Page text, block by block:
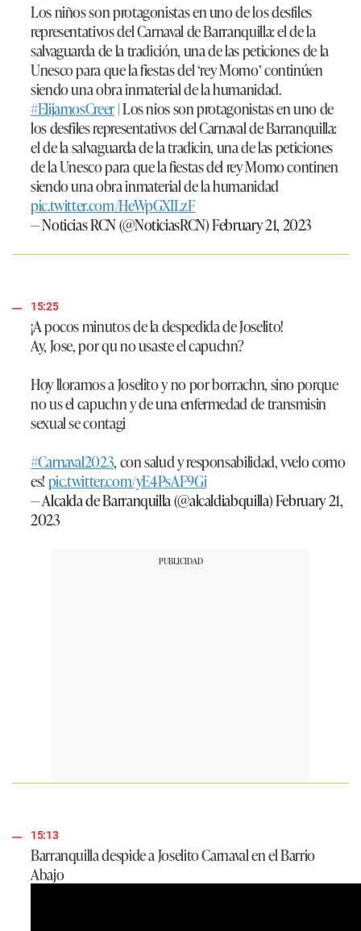
Los niños son protagonistas en uno de los desfiles
representativos del Carnaval de Barranquilla: el de la
salvaguarda de la tradición, una de las peticiones de la
Unesco para que la fiestas del ‘rey Momo’ continúen
siendo una obra inmaterial de la humanidad.
#ElijamosCreer| Los nios son protagonistas en uno de
los desfiles representativos del Carnaval de Barranquilla:
el de la salvaguarda de la tradicin, una de las peticiones
de la Unesco para que la fiestas del rey Momo continen
siendo una obra inmaterial de la humanidad
pic.twitter.com/HeWpGXILzF
— Noticias RCN (@NoticiasRCN)February 21, 2023
15:25
¡A pocos minutos de la despedida de Joselito!
Ay, Jose, por qu no usaste el capuchn?
Hoy lloramos a Joselito y no por borrachn, sino porque
no us el capuchn y de una enfermedad de transmisin
sexual se contagi
#Carnaval2023, con salud y responsabilidad, vvelo como
es!pic.twitter.com/yE4PsAF9Gi
— Alcalda de Barranquilla (@alcaldiabquilla)February 21,
2023
15:13
Barranquilla despide a Joselito Carnaval en el Barrio
Abajo